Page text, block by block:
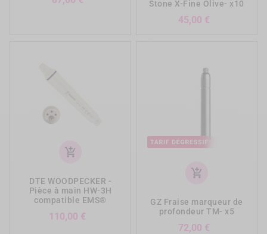
Stone X-Fine Olive- x10
45,00 €
add_shopping_cart
DTE WOODPECKER -
Pièce à main HW-3H
compatible EMS®
110,00 €
add_shopping_cart
GZ Fraise marqueur de
profondeur TM- x5
72,00 €